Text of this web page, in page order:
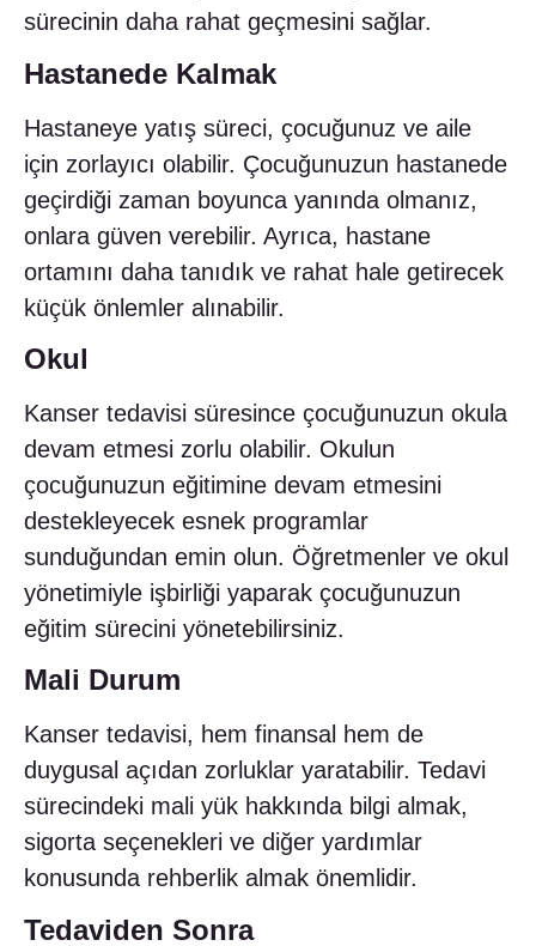
sürecinin daha rahat geçmesini sağlar.
Hastanede Kalmak
Hastaneye yatış süreci, çocuğunuz ve aile
için zorlayıcı olabilir. Çocuğunuzun hastanede
geçirdiği zaman boyunca yanında olmanız,
onlara güven verebilir. Ayrıca, hastane
ortamını daha tanıdık ve rahat hale getirecek
küçük önlemler alınabilir.
Okul
Kanser tedavisi süresince çocuğunuzun okula
devam etmesi zorlu olabilir. Okulun
çocuğunuzun eğitimine devam etmesini
destekleyecek esnek programlar
sunduğundan emin olun. Öğretmenler ve okul
yönetimiyle işbirliği yaparak çocuğunuzun
eğitim sürecini yönetebilirsiniz.
Mali Durum
Kanser tedavisi, hem finansal hem de
duygusal açıdan zorluklar yaratabilir. Tedavi
sürecindeki mali yük hakkında bilgi almak,
sigorta seçenekleri ve diğer yardımlar
konusunda rehberlik almak önemlidir.
Tedaviden Sonra